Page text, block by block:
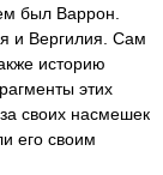
был Варрон.
и Вергилия. Сам
историю
этих
своих насмешек
его своим